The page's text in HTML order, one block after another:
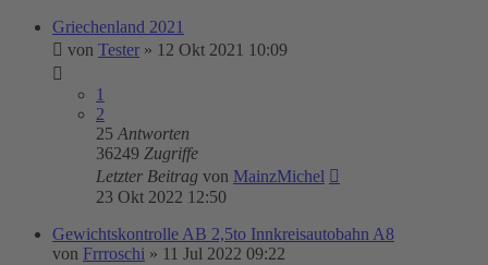
Griechenland 2021
von Tester » 12 Okt 2021 10:09
1
2
25 Antworten
36249 Zugriffe
Letzter Beitrag von MainzMichel
23 Okt 2022 12:50
Gewichtskontrolle AB 2,5to Innkreisautobahn A8
von Frrroschi » 11 Jul 2022 09:22